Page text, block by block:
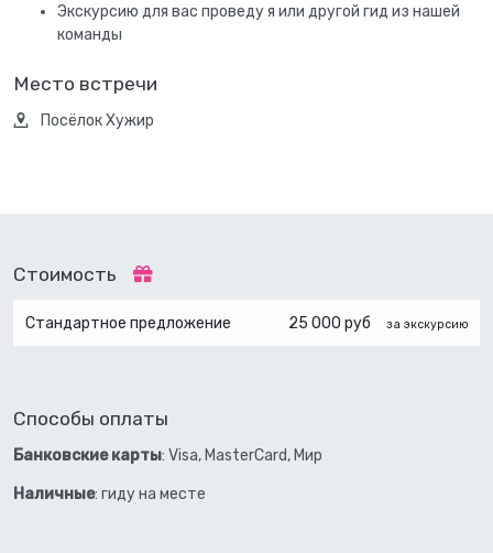
Экскурсию для вас проведу я или другой гид из нашей
команды
Место встречи
Посёлок Хужир
Стоимость
Стандартное предложение 25 000 руб за экскурсию
Способы оплаты
Банковские карты: Visa, MasterCard, Мир
Наличные: гиду на месте